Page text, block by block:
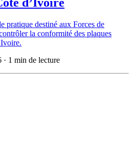
d’Ivoire
destiné aux Forces de
la conformité des plaques
· 1 min de lecture